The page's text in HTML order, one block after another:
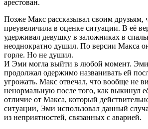
арестован.
Позже Макс рассказывал своим
преувеличила в оценке ситуации. В её
удерживал девушку в заложниках в
неоднократно душил. По версии Макса
горле. Но не душил.
И Эми могла выйти в любой момент. Эми
продолжал одержимо названивать ей
угрожать. Макс отвечал, что вообще не
ненормальную после того, как выкинул
отличие от Макса, который
ситуации, Эми использовал данный
из неприятностей, связанных с аварией.